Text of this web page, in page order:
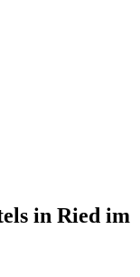
in Ried im